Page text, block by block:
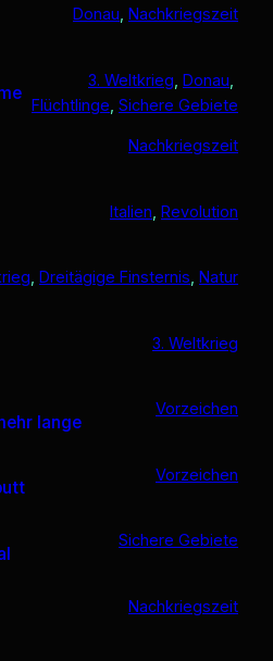
Donau Nachkriegszeit
3. Weltkrieg Donau
Flüchtlinge Sichere Gebiete
Nachkriegszeit
Italien Revolution
Dreitägige Finsternis Natur
3. Weltkrieg
lange
Vorzeichen
Vorzeichen
Sichere Gebiete
Nachkriegszeit